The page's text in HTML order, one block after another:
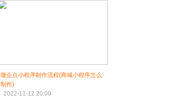
微企点小程序制作流程(商城小程序怎么
制作)
2022-11-12 20:00